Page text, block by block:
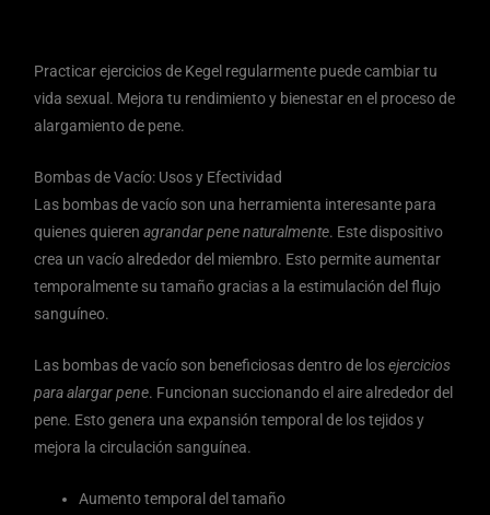
Practicar ejercicios de Kegel regularmente puede cambiar tu
vida sexual. Mejora tu rendimiento y bienestar en el proceso de
alargamiento de pene.
Bombas de Vacío: Usos y Efectividad
Las bombas de vacío son una herramienta interesante para
quienes quierenagrandar pene naturalmente. Este dispositivo
crea un vacío alrededor del miembro. Esto permite aumentar
temporalmente su tamaño gracias a la estimulación del flujo
sanguíneo.
Las bombas de vacío son beneficiosas dentro de losejercicios
para alargar pene. Funcionan succionando el aire alrededor del
pene. Esto genera una expansión temporal de los tejidos y
mejora la circulación sanguínea.
Aumento temporal del tamaño